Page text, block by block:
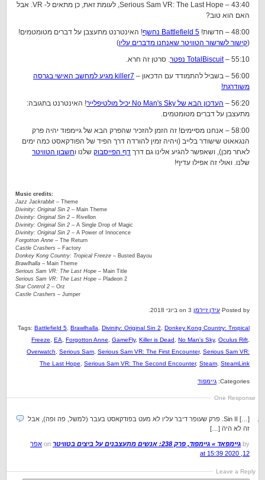
43:40 – Serious Sam VR: The Last Hope, לעומת זאת, כן מתאים ל- VR. אבל
האם הוא טוב?
48:00 – חדשות!
Battlefield 5 נחשף
! האינטרנט מתעצבן על דברים מטומטמים!
(קישור לשרשור הטוויטר שאנחנו מדברים עליו)
55:10 –
TotalBiscuit נפטר
. סרטן זה חרא.
56:00 – בשביל להתמודד עם הדכאון –
killer7 מגיע למחשב האישי בגרסה
משודרגת!
56:20 –
העדכון הבא של No Man's Sky יכיל מולטיפלייר
! האינטרנט בתגובה:
מתעצבן על דברים מטומטמים.
58:00 – אנחנו מסיימים! זה הזמן להזכיר שהפרק הבא של גיימפוד יהיה פרק
הנגאאוט שישודר בלייב (ויהיה זמין להורדה דרך הפיד של הפודקאסט כמה ימים
לאחר מכן), ושאפשר להגיע אלינו גם דרך דף הפייסבוק שלנו וחשבון הטוויטר
שלנו. ואולי זה אפילו עדיף!
Music credits:
Jazz Jackrabbit – Theme
Divinity: Original Sin 2 – Main Theme
Divinity: Original Sin 2 – Rivellon
Divinity: Original Sin 2 – A Single Drop of Magic
Divinity: Original Sin 2 – A Power of Innocence
Forgotton Anne – The Return
Castle Crashers – Factory
Donkey Kong Country: Tropical Freeze – Busted Bayou
Brawlhalla – Main Theme
Serious Sam VR: The Last Hope – Main Title
Serious Sam VR: The Last Hope – Pladeon 2
Star Control 2 – Orz
Castle Crashers – Jumper
Posted by עידן זיירמן
Tags: Battlefield 5 Brawlhalla Divinity: Original Sin 2
Donkey Kong Country: Tropical
Freeze
EA Forgotton Anne GameFly, Killer is Dead No Man's Sky, Oculus Rift
Overwatch
Serious Sam Serious Sam VR: The First Encounter, Serious Sam VR:
The Last Hope
Serious Sam VR: The Second Encounter, Steam SteamLink
Categories: גיימפוד
One Response
[…] Sin II. פרק שעופר דיבר עליו לא מעט בפודקאסט בעבר (למשל, פה ופה), אבל
זה לא היה […]
by גיימפאד » גיימפוד, פרק 238: אנשים מתעצבנים על ביצים בטוויטר
אפר
12, 2020 at 15:39
Leave a Reply